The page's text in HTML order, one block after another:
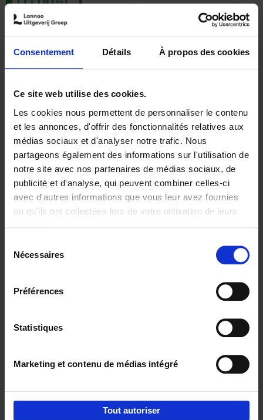
Consentement Détails À propos des cookies
Ce site web utilise des cookies.
Les cookies nous permettent de personnaliser le contenu
et les annonces, d'offrir des fonctionnalités relatives aux
médias sociaux et d'analyser notre trafic. Nous
partageons également des informations sur l'utilisation de
notre site avec nos partenaires de médias sociaux, de
publicité et d'analyse, qui peuvent combiner celles-ci
avec d'autres informations que vous leur avez fournies
ou qu'ils ont collectées lors de votre utilisation de leurs
Nécessaires
Préférences
Statistiques
Marketing et contenu de médias intégré
Tout autoriser
€35,50
The Offer You Can't
Refuse
Steven Van Belleghem
Couverture souple
2020 256
€37,50
Building Bonds = Building